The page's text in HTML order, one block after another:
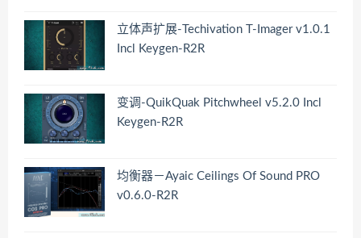
立体声扩展-Techivation T-Imager v1.0.1
Incl Keygen-R2R
变调-QuikQuak Pitchwheel v5.2.0 Incl
Keygen-R2R
均衡器－Ayaic Ceilings Of Sound PRO
v0.6.0-R2R